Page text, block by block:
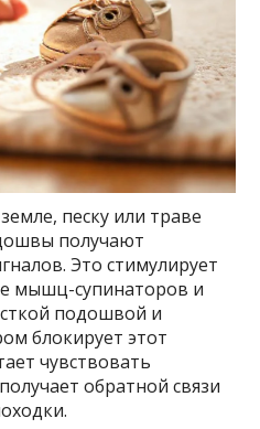
песку или траве
получают
Это стимулирует
мышц-супинаторов и
подошвой и
блокирует этот
чувствовать
обратной связи